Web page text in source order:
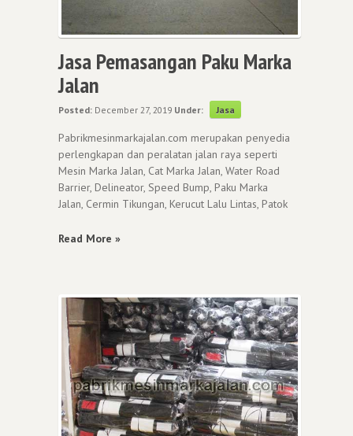
Jasa Pemasangan Paku Marka
Jalan
Posted: December 27, 2019 Under: Jasa
Pabrikmesinmarkajalan.com merupakan penyedia
perlengkapan dan peralatan jalan raya seperti
Mesin Marka Jalan, Cat Marka Jalan, Water Road
Barrier, Delineator, Speed Bump, Paku Marka
Jalan, Cermin Tikungan, Kerucut Lalu Lintas, Patok
Read More »